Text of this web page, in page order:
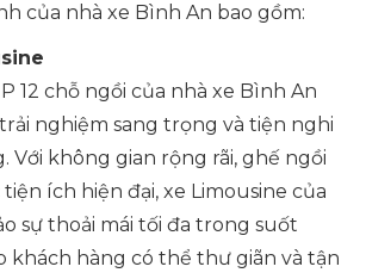
của nhà xe Bình An bao gồm:
12 chỗ ngồi của nhà xe Bình An
nghiệm sang trọng và tiện nghi
Với không gian rộng rãi, ghế ngồi
ích hiện đại, xe Limousine của
sự thoải mái tối đa trong suốt
khách hàng có thể thư giãn và tận